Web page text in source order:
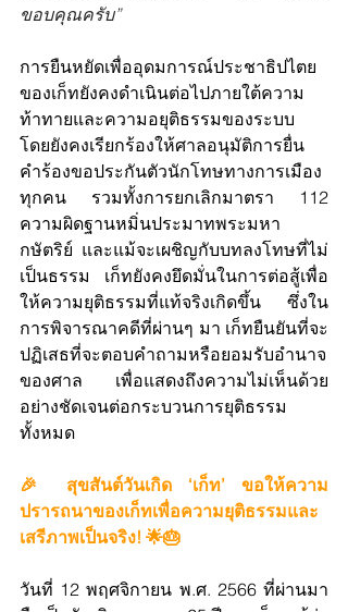
ขอบคุณครับ”
การยืนหยัดเพื่ออุดมการณ์ประชาธิปไตย
ของเก็ทยังคงดำเนินต่อไปภายใต้ความ
ท้าทายและความอยุติธรรมของระบบ
โดยยังคงเรียกร้องให้ศาลอนุมัติการยื่น
คำร้องขอประกันตัวนักโทษทางการเมือง
ทุกคน รวมทั้งการยกเลิกมาตรา 112
ความผิดฐานหมิ่นประมาทพระมหา
กษัตริย์ และแม้จะเผชิญกับบทลงโทษที่ไม่
เป็นธรรม  เก็ทยังคงยึดมั่นในการต่อสู้เพื่อ
ให้ความยุติธรรมที่แท้จริงเกิดขึ้น ซึ่งใน
การพิจารณาคดีที่ผ่านๆ มา เก็ทยืนยันที่จะ
ปฏิเสธที่จะตอบคำถามหรือยอมรับอำนาจ
ของศาล เพื่อแสดงถึงความไม่เห็นด้วย
อย่างชัดเจนต่อกระบวนการยุติธรรม
ทั้งหมด
🎉 สุขสันต์วันเกิด ‘เก็ท’ ขอให้ความ
ปรารถนาของเก็ทเพื่อความยุติธรรมและ
เสรีภาพเป็นจริง! 🌟🎂
วันที่ 12 พฤศจิกายน พ.ศ. 2566 ที่ผ่านมา